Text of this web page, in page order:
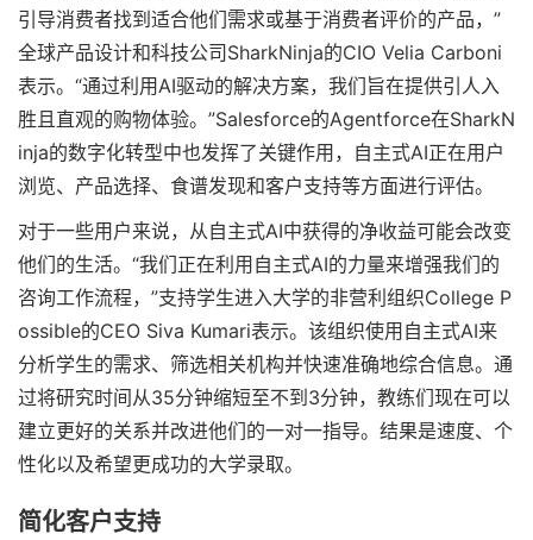
引导消费者找到适合他们需求或基于消费者评价的产品，”
全球产品设计和科技公司SharkNinja的CIO Velia Carboni
表示。“通过利用AI驱动的解决方案，我们旨在提供引人入
胜且直观的购物体验。”Salesforce的Agentforce在SharkN
inja的数字化转型中也发挥了关键作用，自主式AI正在用户
浏览、产品选择、食谱发现和客户支持等方面进行评估。
对于一些用户来说，从自主式AI中获得的净收益可能会改变
他们的生活。“我们正在利用自主式AI的力量来增强我们的
咨询工作流程，”支持学生进入大学的非营利组织College P
ossible的CEO Siva Kumari表示。该组织使用自主式AI来
分析学生的需求、筛选相关机构并快速准确地综合信息。通
过将研究时间从35分钟缩短至不到3分钟，教练们现在可以
建立更好的关系并改进他们的一对一指导。结果是速度、个
性化以及希望更成功的大学录取。
简化客户支持